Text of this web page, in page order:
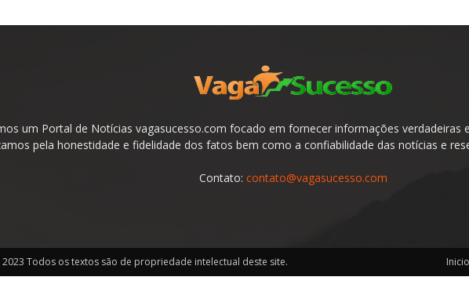
um Portal de Notícias vagasucesso.com focado em fornecer informações verdadeiras
pela honestidade e fidelidade dos fatos bem como a confiabilidade das notícias e
Contato: contato@vagasucesso.com
Inicio
2023 Todos os textos são de propriedade intelectual deste site.